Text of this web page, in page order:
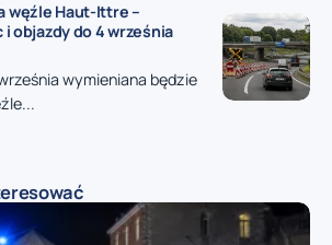
węźle Haut-Ittre –
objazdy do 4 września
wymieniana będzie